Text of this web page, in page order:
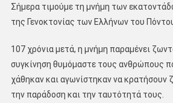
Σήμερα τιμούμε τη μνήμη των
της Γενοκτονίας των Ελλήνων του
107 χρόνια μετά, η μνήμη παραμένει
συγκίνηση θυμόμαστε τους ανθρώπους
χάθηκαν και αγωνίστηκαν να κρατήσουν
την παράδοση και την ταυτότητά τους.